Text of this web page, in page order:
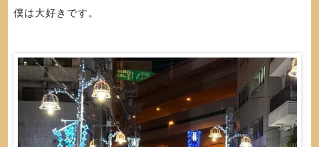
僕は大好きです。